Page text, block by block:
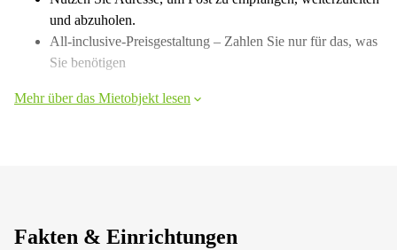
und abzuholen.
All-inclusive-Preisgestaltung – Zahlen Sie nur für das, was
Sie benötigen
Mehr über das Mietobjekt lesen
Fakten & Einrichtungen